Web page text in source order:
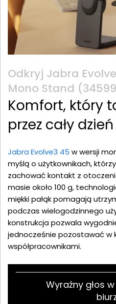
Odkryj Jabra
Mono Stand
Komfort, który
przez cały dzień
Jabra Evolve3 45 w wersji
myślą o użytkownikach,
zachować kontakt z
masie około 100 g,
miękki pałąk pomagają
podczas wielogodzinnego
konstrukcja pozwala
jednocześnie pozostawać w
współpracownikami.
Wyraźny głos